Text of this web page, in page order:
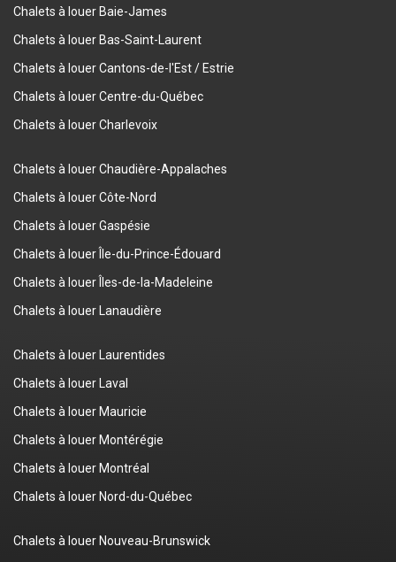
Chalets à louer Baie-James
Chalets à louer Bas-Saint-Laurent
Chalets à louer Cantons-de-l'Est / Estrie
Chalets à louer Centre-du-Québec
Chalets à louer Charlevoix
Chalets à louer Chaudière-Appalaches
Chalets à louer Côte-Nord
Chalets à louer Gaspésie
Chalets à louer Île-du-Prince-Édouard
Chalets à louer Îles-de-la-Madeleine
Chalets à louer Lanaudière
Chalets à louer Laurentides
Chalets à louer Laval
Chalets à louer Mauricie
Chalets à louer Montérégie
Chalets à louer Montréal
Chalets à louer Nord-du-Québec
Chalets à louer Nouveau-Brunswick